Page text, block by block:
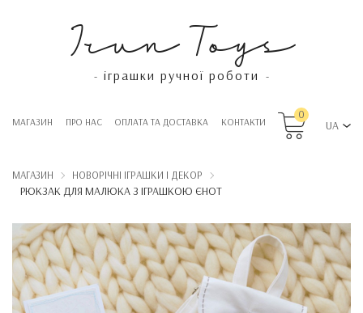
Irun Toys
- іграшки ручної роботи -
МАГАЗИН ПРО НАС OПЛАТА ТА ДОСТАВКА КОНТАКТИ
0
UA
МАГАЗИН НОВОРІЧНІ ІГРАШКИ І ДЕКОР
РЮКЗАК ДЛЯ МАЛЮКА З ІГРАШКОЮ ЄНОТ